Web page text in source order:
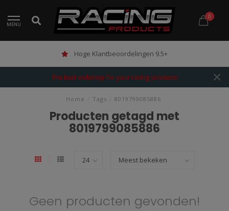
MENU
0
Hoge Klantbeoordelingen 9.5+
The best webshop for your racing products!
Home Tags 8019799085886
Producten getagd met
8019799085886
Geen producten gevonden!